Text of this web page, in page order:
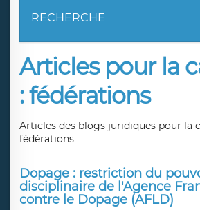
Articles pour la
: fédérations
Articles des blogs juridiques pour la
fédérations
Dopage : restriction du
disciplinaire de l'Agence
contre le Dopage (AFLD)